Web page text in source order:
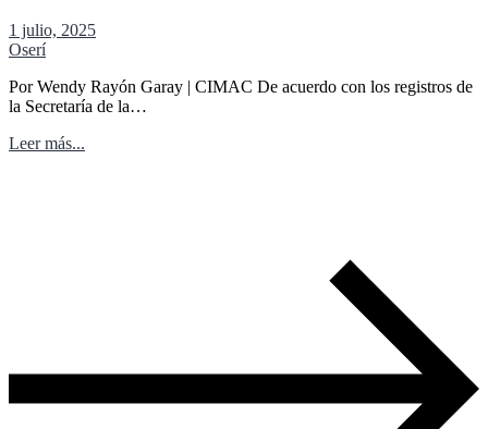
1 julio, 2025
Oserí
Por Wendy Rayón Garay | CIMAC De acuerdo con los registros de
la Secretaría de la…
Leer más...